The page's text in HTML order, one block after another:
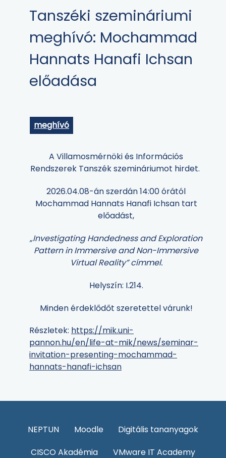
Tanszéki szemináriumi
meghívó: Mochammad
Hannats Hanafi Ichsan
előadása
meghívó
A Villamosmérnöki és Információs
Rendszerek Tanszék szemináriumot hirdet.
2026.04.08-án szerdán 14:00 órától
Mochammad Hannats Hanafi Ichsan tart
előadást,
„Investigating Handedness and Exploration
Pattern in Immersive and Non-Immersive
Virtual Reality” címmel.
Helyszín: I.214.
Minden érdeklődőt szeretettel várunk!
Részletek: https://mik.uni-
pannon.hu/en/life-at-mik/news/seminar-
invitation-presenting-mochammad-
hannats-hanafi-ichsan
NEPTUN Moodle
Digitális tananyagok
CISCO Akadémia
VMware IT Academy